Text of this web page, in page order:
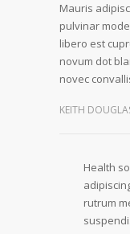
Mauris
pulvinar
libero est
novum dot
novec
KEITH
Health
rutrum